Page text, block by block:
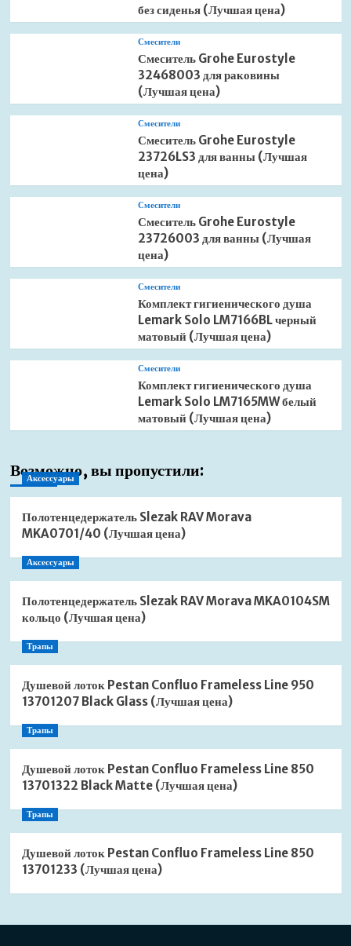
без сиденья (Лучшая цена)
Смесители
Смеситель Grohe Eurostyle
32468003 для раковины
(Лучшая цена)
Смесители
Смеситель Grohe Eurostyle
23726LS3 для ванны (Лучшая
цена)
Смесители
Смеситель Grohe Eurostyle
23726003 для ванны (Лучшая
цена)
Смесители
Комплект гигиенического душа
Lemark Solo LM7166BL черный
матовый (Лучшая цена)
Смесители
Комплект гигиенического душа
Lemark Solo LM7165MW белый
матовый (Лучшая цена)
Возможно, вы пропустили:
Аксессуары
Полотенцедержатель Slezak RAV Morava
MKA0701/40 (Лучшая цена)
Аксессуары
Полотенцедержатель Slezak RAV Morava MKA0104SM
кольцо (Лучшая цена)
Трапы
Душевой лоток Pestan Confluo Frameless Line 950
13701207 Black Glass (Лучшая цена)
Трапы
Душевой лоток Pestan Confluo Frameless Line 850
13701322 Black Matte (Лучшая цена)
Трапы
Душевой лоток Pestan Confluo Frameless Line 850
13701233 (Лучшая цена)